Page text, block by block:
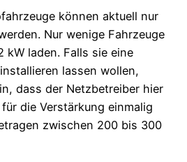
können aktuell nur
Nur wenige Fahrzeuge
kW laden. Falls sie eine
lassen wollen,
dass der Netzbetreiber hier
die Verstärkung einmalig
zwischen 200 bis 300